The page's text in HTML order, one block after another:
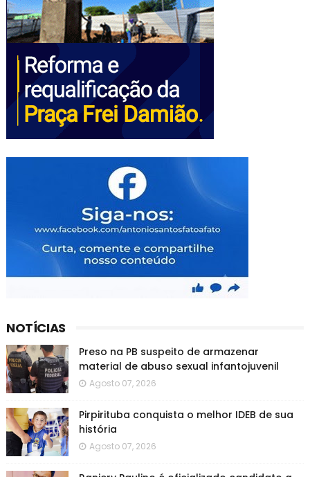
NOTÍCIAS
Preso na PB suspeito de armazenar
material de abuso sexual infantojuvenil
Agosto 07, 2026
Pirpirituba conquista o melhor IDEB de sua
história
Agosto 07, 2026